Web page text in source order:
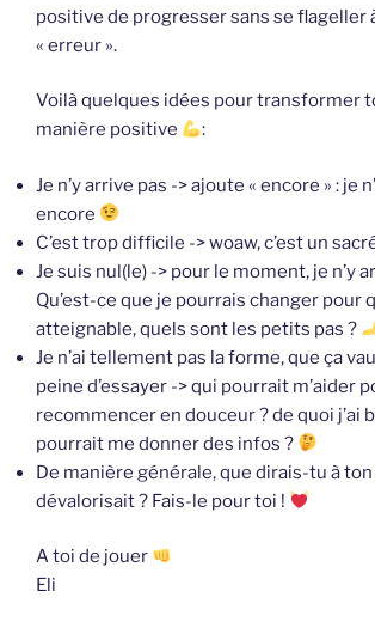
positive de progresser sans se flageller
« erreur ».
Voilà quelques idées pour transformer
manière positive
:
Je n’y arrive pas -> ajoute « encore » : je
encore
C’est trop difficile -> woaw, c’est un
Je suis nul(le) -> pour le moment, je n’y
Qu’est-ce que je pourrais changer pour
atteignable, quels sont les petits pas ?
Je n’ai tellement pas la forme, que ça
peine d’essayer -> qui pourrait m’aider
recommencer en douceur ? de quoi j’ai
pourrait me donner des infos ?
De manière générale, que dirais-tu à ton
dévalorisait ? Fais-le pour toi !
A toi de jouer
Eli